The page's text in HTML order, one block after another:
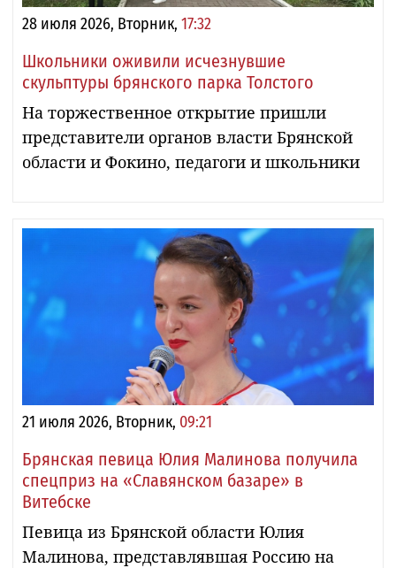
28 июля 2026, Вторник, 17:32
Школьники оживили исчезнувшие
скульптуры брянского парка Толстого
На торжественное открытие пришли
представители органов власти Брянской
области и Фокино, педагоги и школьники
21 июля 2026, Вторник, 09:21
Брянская певица Юлия Малинова получила
спецприз на «Славянском базаре» в
Витебске
Певица из Брянской области Юлия
Малинова, представлявшая Россию на